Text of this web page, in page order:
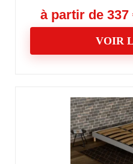
à partir de
VOIR